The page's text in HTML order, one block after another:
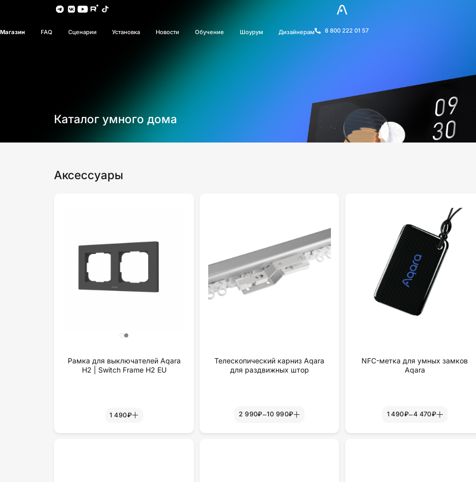
Магазин FAQ Сценарии Установка Новости Обучение Шоурум Дизайнерам 8 800 222 01 57
Каталог умного дома
Аксессуары
Рамка для выключателей Aqara
H2 | Switch Frame H2 EU
1 490₽
Телескопический карниз Aqara
для раздвижных штор
2 990₽–10 990₽
NFC-метка для умных замков
Aqara
1 490₽–4 470₽